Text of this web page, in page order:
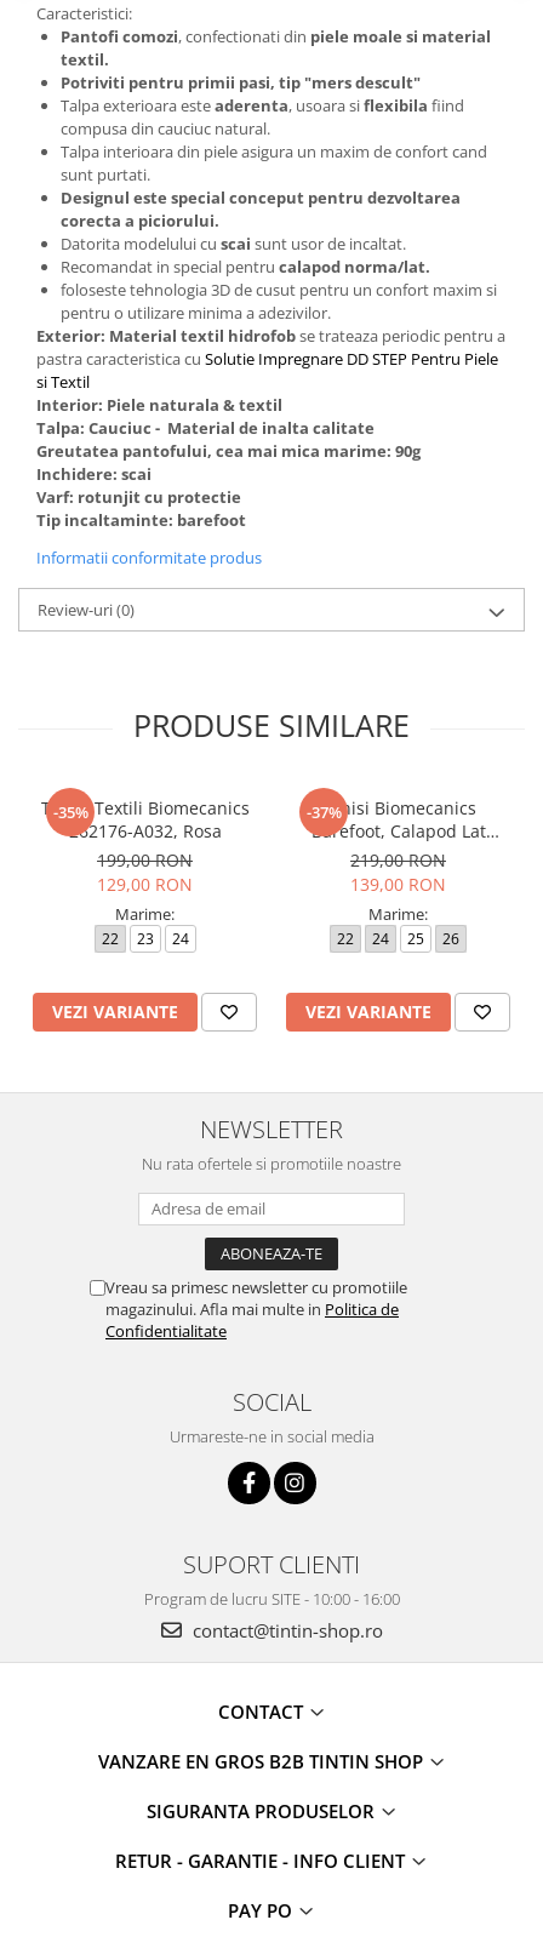
Caracteristici:
Pantofi comozi, confectionati din piele moale si material
textil.
Potriviti pentru primii pasi, tip "mers descult"
Talpa exterioara esteaderenta, usoara siflexibila fiind
compusa din cauciuc natural.
Talpa interioara din piele asigura un maxim de confort cand
sunt purtati.
Designul este special conceput pentru dezvoltarea
corecta a piciorului.
Datorita modelului cu scai sunt usor de incaltat.
Recomandat in special pentru calapod norma/lat.
foloseste tehnologia 3D de cusut pentru un confort maxim si
pentru o utilizare minima a adezivilor.
Exterior: Material textil hidrofobse trateaza periodic pentru a
pastra caracteristica cu Solutie Impregnare DD STEP Pentru Piele
si Textil
Interior: Piele naturala & textil
Talpa: Cauciuc - Material de inalta calitate
Greutatea pantofului, cea mai mica marime: 90g
Inchidere: scai
Varf: rotunjit cu protectie
Tip incaltaminte: barefoot
Informatii conformitate produs
Review-uri(0)
PRODUSE SIMILARE
-35%
Tenisi Textili Biomecanics
262176-A032, Rosa
199,00 RON
129,00 RON
Marime:
22 23 24
VEZI VARIANTE
-37%
Tenisi Biomecanics
Barefoot, Calapod Lat
262190-E032 Rosa
219,00 RON
139,00 RON
Marime:
22 24 25 26
VEZI VARIANTE
NEWSLETTER
Nu rata ofertele si promotiile noastre
Vreau sa primesc newsletter cu promotiile
magazinului. Afla mai multe in Politica de
Confidentialitate
SOCIAL
Urmareste-ne in social media
SUPORT CLIENTI
Program de lucru SITE - 10:00 - 16:00
contact@tintin-shop.ro
CONTACT
VANZARE EN GROS B2B TINTIN SHOP
SIGURANTA PRODUSELOR
RETUR - GARANTIE - INFO CLIENT
PAY PO